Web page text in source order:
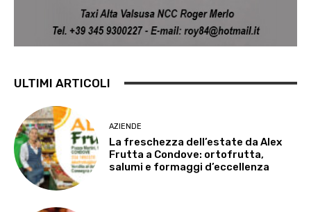
ULTIMI ARTICOLI
AZIENDE
La freschezza dell’estate da Alex
Frutta a Condove: ortofrutta,
salumi e formaggi d’eccellenza